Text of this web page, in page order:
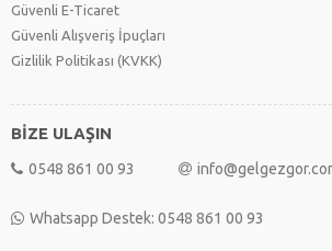
Güvenli E-Ticaret
Güvenli Alışveriş İpuçları
Gizlilik Politikası (KVKK)
BİZE ULAŞIN
0548 861 00 93
Whatsapp Destek: 0548 861 00 93